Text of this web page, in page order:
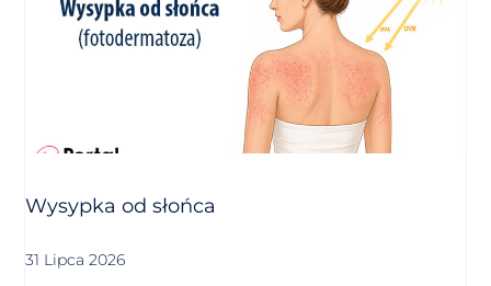
Wysypka od słońca
31 Lipca 2026